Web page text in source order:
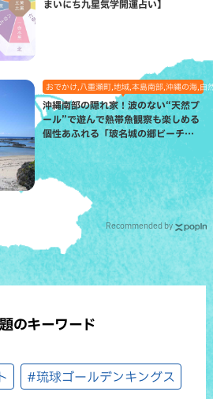
まいにち九星気学開運占い】
おでかけ,八重瀬町,地域,本島南部,沖縄の海,自
沖縄南部の隠れ家！波のない“天然プ
ール”で遊んで熱帯魚観察も楽しめる
個性あふれる「玻名城の郷ビーチ」
（八重瀬町）
Recommended by
のキーワード
#琉球ゴールデンキングス